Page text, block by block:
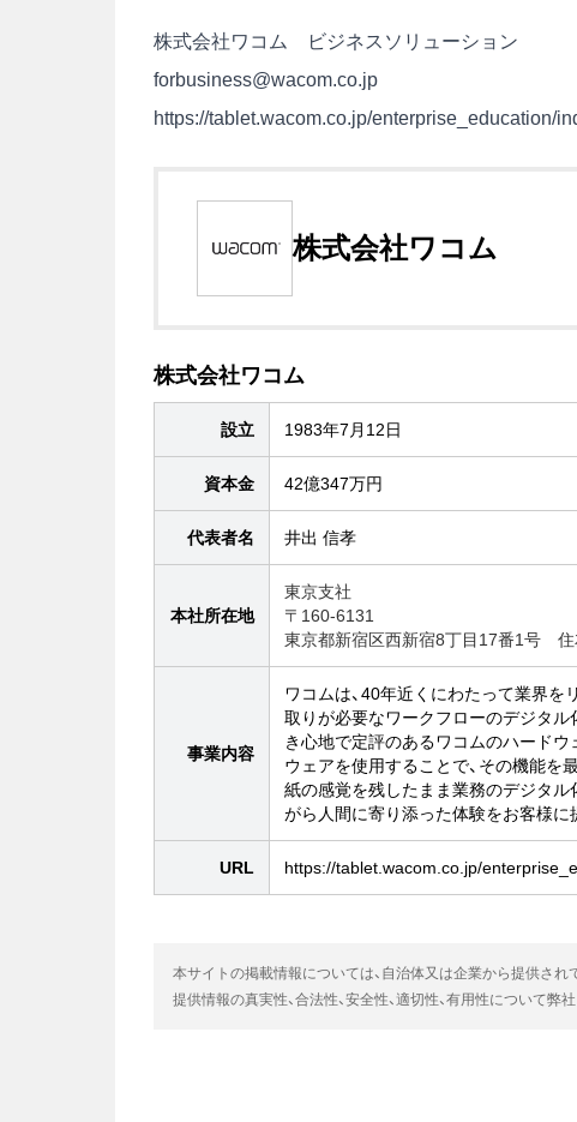
株式会社ワコム ビジネスソリューション
forbusiness@wacom.co.jp
https://tablet.wacom.co.jp/enterprise_education/
株式会社ワコム
株式会社ワコム
設立 1983年7月12日
資本金 42億347万円
代表者名 井出 信孝
本社所在地
東京支社
〒160-6131
東京都新宿区西新宿8丁目17番1号
事業内容
ワコムは、40年近くにわたって業界を
取りが必要なワークフローのデジタ
き心地で定評のあるワコムのハードウ
ウェアを使用することで、その機能を
紙の感覚を残したまま業務のデジタ
がら人間に寄り添った体験をお客様に
URL https://tablet.wacom.co.jp/
本サイトの掲載情報については、自治体又は企業から提供され
提供情報の真実性、合法性、安全性、適切性、有用性について弊